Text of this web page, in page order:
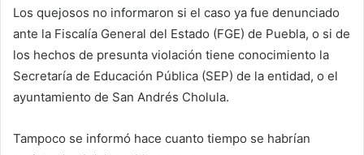
Los quejosos no informaron si el caso ya fue denunciado
ante la Fiscalía General del Estado (FGE) de Puebla, o si de
los hechos de presunta violación tiene conocimiento la
Secretaría de Educación Pública (SEP) de la entidad, o el
ayuntamiento de San Andrés Cholula.
Tampoco se informó hace cuanto tiempo se habrían